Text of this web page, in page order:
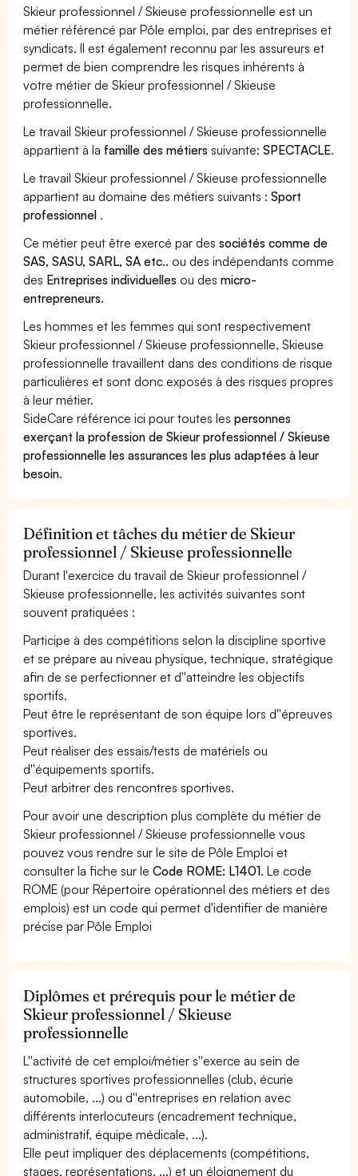
Skieur professionnel / Skieuse professionnelle est un
métier référencé par Pôle emploi, par des entreprises et
syndicats. Il est également reconnu par les assureurs et
permet de bien comprendre les risques inhérents à
votre métier de Skieur professionnel / Skieuse
professionnelle.
Le travail Skieur professionnel / Skieuse professionnelle
appartient à la famille des métiers suivante:SPECTACLE.
Le travail Skieur professionnel / Skieuse professionnelle
appartient au domaine des métiers suivants :Sport
professionnel .
Ce métier peut être exercé par dessociétés comme de
SAS, SASU, SARL, SA etc.. ou des indépendants comme
des Entreprises individuelles ou desmicro-
entrepreneurs.
Les hommes et les femmes qui sont respectivement
Skieur professionnel / Skieuse professionnelle, Skieuse
professionnelle travaillent dans des conditions de risque
particulières et sont donc exposés à des risques propres
à leur métier.
SideCare référence ici pour toutes lespersonnes
exerçant la profession de Skieur professionnel / Skieuse
professionnelle les assurances les plus adaptées à leur
besoin.
Définition et tâches du métier de Skieur
professionnel / Skieuse professionnelle
Durant l'exercice du travail de Skieur professionnel /
Skieuse professionnelle, les activités suivantes sont
souvent pratiquées :
Participe à des compétitions selon la discipline sportive
et se prépare au niveau physique, technique, stratégique
afin de se perfectionner et d''atteindre les objectifs
sportifs.
Peut être le représentant de son équipe lors d''épreuves
sportives.
Peut réaliser des essais/tests de matériels ou
d''équipements sportifs.
Peut arbitrer des rencontres sportives.
Pour avoir une description plus complète du métier de
Skieur professionnel / Skieuse professionnelle vous
pouvez vous rendre sur le site de Pôle Emploi et
consulter la fiche sur leCode ROME: L1401. Le code
ROME (pour Répertoire opérationnel des métiers et des
emplois) est un code qui permet d'identifier de manière
précise par Pôle Emploi
Diplômes et prérequis pour le métier de
Skieur professionnel / Skieuse
professionnelle
L''activité de cet emploi/métier s''exerce au sein de
structures sportives professionnelles (club, écurie
automobile, ...) ou d''entreprises en relation avec
différents interlocuteurs (encadrement technique,
administratif, équipe médicale, ...).
Elle peut impliquer des déplacements (compétitions,
stages, représentations, ...) et un éloignement du